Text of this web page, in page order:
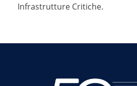
Infrastrutture Critiche.